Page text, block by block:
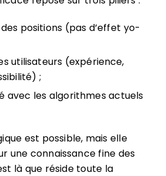
positions (pas d’effet yo-
utilisateurs (expérience,
;
avec les algorithmes actuels
est possible, mais elle
une connaissance fine des
là que réside toute la